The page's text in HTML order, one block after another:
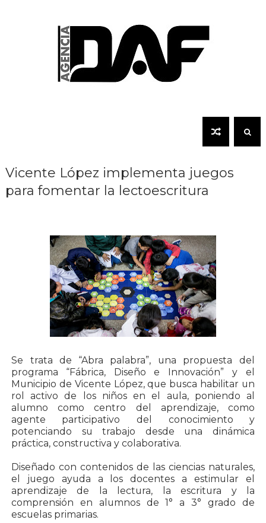
Vicente López implementa juegos
para fomentar la lectoescritura
Se trata de “Abra palabra”, una propuesta del
programa “Fábrica, Diseño e Innovación” y el
Municipio de Vicente López, que busca habilitar un
rol activo de los niños en el aula, poniendo al
alumno como centro del aprendizaje, como
agente participativo del conocimiento y
potenciando su trabajo desde una dinámica
práctica, constructiva y colaborativa.
Diseñado con contenidos de las ciencias naturales,
el juego ayuda a los docentes a estimular el
aprendizaje de la lectura, la escritura y la
comprensión en alumnos de 1° a 3° grado de
escuelas primarias.